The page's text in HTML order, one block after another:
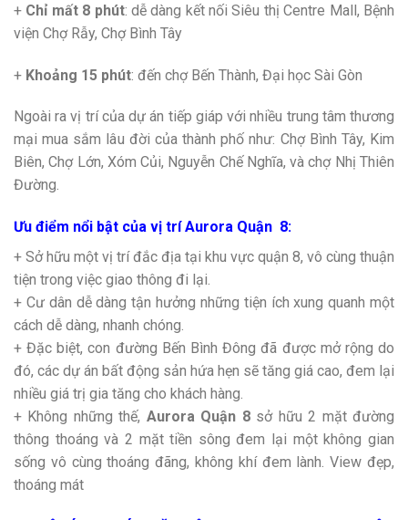
+ Chỉ mất 8 phút: dễ dàng kết nối Siêu thị Centre Mall, Bệnh
viện Chợ Rẫy, Chợ Bình Tây
+ Khoảng 15 phút: đến chợ Bến Thành, Đại học Sài Gòn
Ngoài ra vị trí của dự án tiếp giáp với nhiều trung tâm thương
mại mua sắm lâu đời của thành phố như: Chợ Bình Tây, Kim
Biên, Chợ Lớn, Xóm Củi, Nguyễn Chế Nghĩa, và chợ Nhị Thiên
Đường.
Ưu điểm nổi bật của vị trí Aurora Quận 8:
+ Sở hữu một vị trí đắc địa tại khu vực quận 8, vô cùng thuận
tiện trong việc giao thông đi lại.
+ Cư dân dễ dàng tận hưởng những tiện ích xung quanh một
cách dễ dàng, nhanh chóng.
+ Đặc biệt, con đường Bến Bình Đông đã được mở rộng do
đó, các dự án bất động sản hứa hẹn sẽ tăng giá cao, đem lại
nhiều giá trị gia tăng cho khách hàng.
+ Không những thế, Aurora Quận 8sở hữu 2 mặt đường
thông thoáng và 2 mặt tiền sông đem lại một không gian
sống vô cùng thoáng đãng, không khí đem lành. View đẹp,
thoáng mát